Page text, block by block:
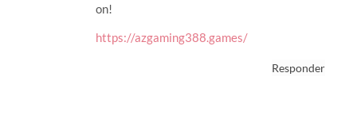
on!
https://azgaming388.games/
Responder